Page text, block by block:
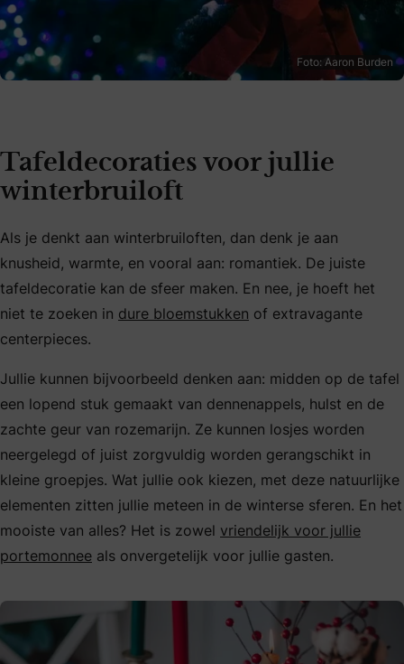
Foto: Aaron Burden
Tafeldecoraties voor jullie
winterbruiloft
Als je denkt aan winterbruiloften, dan denk je aan
knusheid, warmte, en vooral aan: romantiek. De juiste
tafeldecoratie kan de sfeer maken. En nee, je hoeft het
niet te zoeken in dure bloemstukken of extravagante
centerpieces.
Jullie kunnen bijvoorbeeld denken aan: midden op de tafel
een lopend stuk gemaakt van dennenappels, hulst en de
zachte geur van rozemarijn. Ze kunnen losjes worden
neergelegd of juist zorgvuldig worden gerangschikt in
kleine groepjes. Wat jullie ook kiezen, met deze natuurlijke
elementen zitten jullie meteen in de winterse sferen. En het
mooiste van alles? Het is zowel vriendelijk voor jullie
portemonnee als onvergetelijk voor jullie gasten.